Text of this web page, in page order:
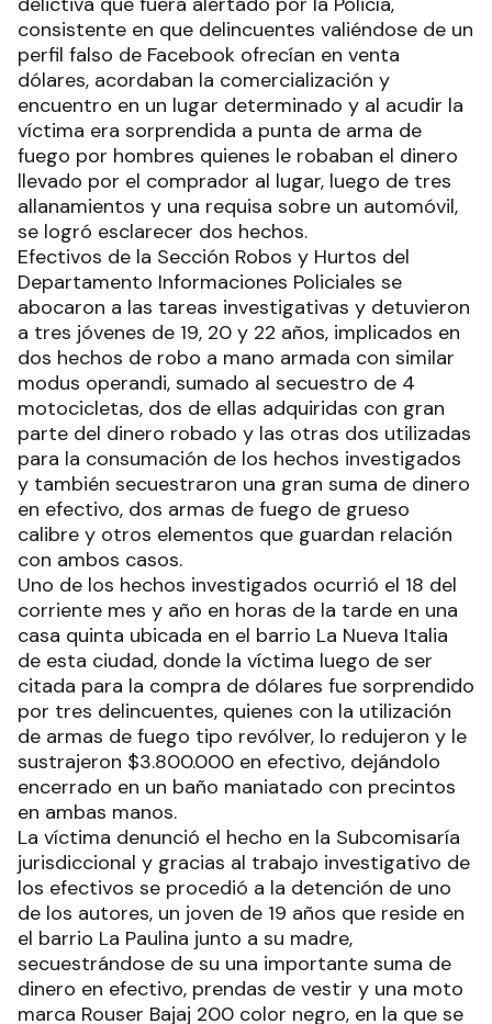
consistente en que delincuentes valiéndose de un
perfil falso de Facebook ofrecían en venta
dólares, acordaban la comercialización y
encuentro en un lugar determinado y al acudir la
víctima era sorprendida a punta de arma de
fuego por hombres quienes le robaban el dinero
llevado por el comprador al lugar, luego de tres
allanamientos y una requisa sobre un automóvil,
se logró esclarecer dos hechos.
Efectivos de la Sección Robos y Hurtos del
Departamento Informaciones Policiales se
abocaron a las tareas investigativas y detuvieron
a tres jóvenes de 19, 20 y 22 años, implicados en
dos hechos de robo a mano armada con similar
modus operandi, sumado al secuestro de 4
motocicletas, dos de ellas adquiridas con gran
parte del dinero robado y las otras dos utilizadas
para la consumación de los hechos investigados
y también secuestraron una gran suma de dinero
en efectivo, dos armas de fuego de grueso
calibre y otros elementos que guardan relación
con ambos casos.
Uno de los hechos investigados ocurrió el 18 del
corriente mes y año en horas de la tarde en una
casa quinta ubicada en el barrio La Nueva Italia
de esta ciudad, donde la víctima luego de ser
citada para la compra de dólares fue sorprendido
por tres delincuentes, quienes con la utilización
de armas de fuego tipo revólver, lo redujeron y le
sustrajeron $3.800.000 en efectivo, dejándolo
encerrado en un baño maniatado con precintos
en ambas manos.
La víctima denunció el hecho en la Subcomisaría
jurisdiccional y gracias al trabajo investigativo de
los efectivos se procedió a la detención de uno
de los autores, un joven de 19 años que reside en
el barrio La Paulina junto a su madre,
secuestrándose de su una importante suma de
dinero en efectivo, prendas de vestir y una moto
marca Rouser Bajaj 200 color negro, en la que se